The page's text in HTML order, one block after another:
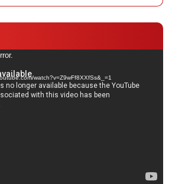
watch?v=Z9wFf8XXfSs&_=1